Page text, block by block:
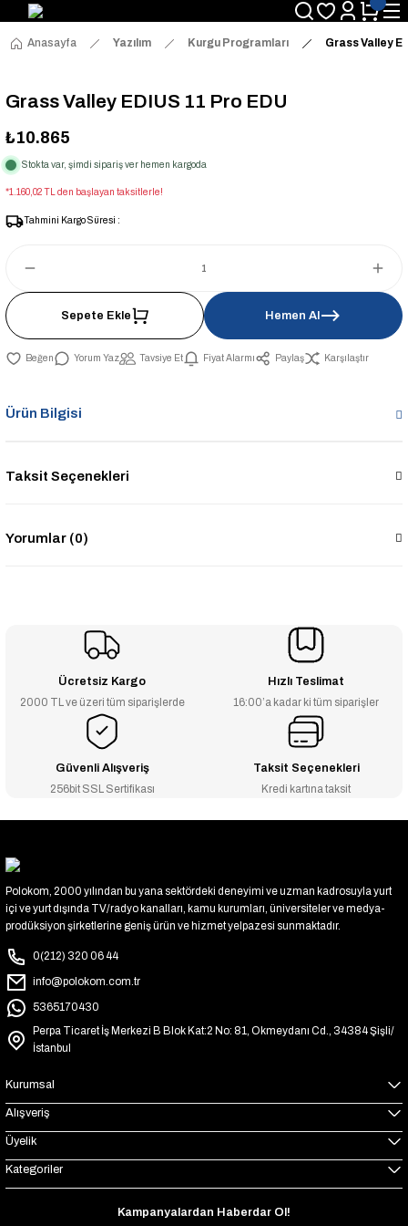
Anasayfa Yazılım Kurgu Programları Grass Valley
Grass Valley EDIUS 11 Pro EDU
₺10.865
Stokta var, şimdi sipariş ver hemen kargoda
*1.160,02 TL den başlayan taksitlerle!
Tahmini Kargo Süresi :
Sepete Ekle Hemen Al
Yorum Yaz Tavsiye Et Fiyat Alarmı Paylaş Karşılaştır
Ürün Bilgisi
Taksit Seçenekleri
Yorumlar (0)
Ücretsiz Kargo
2000 TL ve üzeri tüm siparişlerde
Hızlı Teslimat
16:00’a kadar ki tüm siparişler
Güvenli Alışveriş
256bit SSL Sertifikası
Taksit Seçenekleri
Kredi kartına taksit
Polokom, 2000 yılından bu yana sektördeki deneyimi ve uzman kadrosuyla yurt
içi ve yurt dışında TV/radyo kanalları, kamu kurumları, üniversiteler ve medya-
prodüksiyon şirketlerine geniş ürün ve hizmet yelpazesi sunmaktadır.
0(212) 320 06 44
info@polokom.com.tr
5365170430
Perpa Ticaret İş Merkezi B Blok Kat:2 No: 81, Okmeydanı Cd., 34384 Şişli/
İstanbul
Kurumsal
Alışveriş
Üyelik
Kategoriler
Kampanyalardan Haberdar Ol!